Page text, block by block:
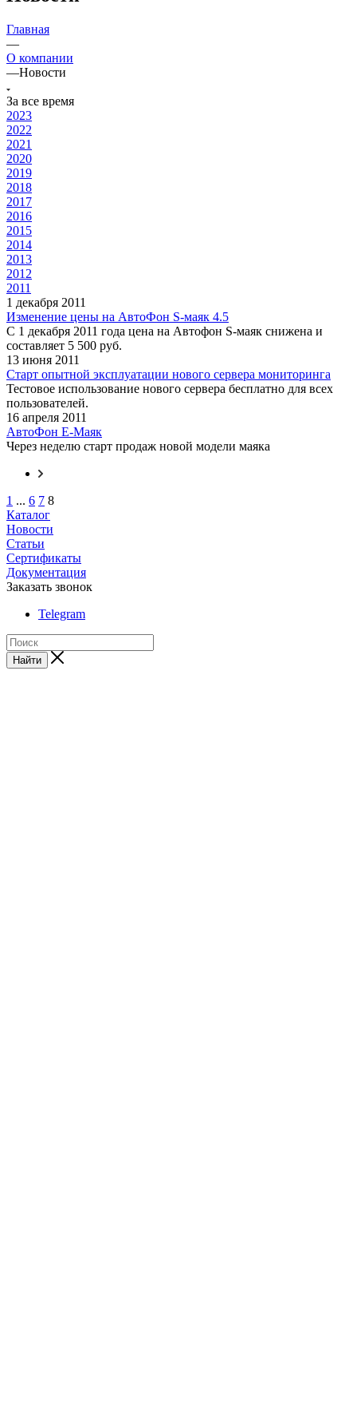
Главная
—
О компании
—Новости
За все время
2023
2022
2021
2020
2019
2018
2017
2016
2015
2014
2013
2012
2011
1 декабря 2011
Изменение цены на АвтоФон S-маяк 4.5
С 1 декабря 2011 года цена на Автофон S-маяк снижена и
составляет 5 500 руб.
13 июня 2011
Старт опытной эксплуатации нового сервера мониторинга
Тестовое использование нового сервера бесплатно для всех
пользователей.
16 апреля 2011
АвтоФон Е-Маяк
Через неделю старт продаж новой модели маяка
1 ... 6 7 8
Каталог
Новости
Статьи
Сертификаты
Документация
Заказать звонок
Telegram
Найти